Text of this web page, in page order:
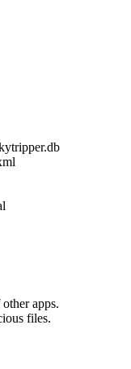
apps.
files.